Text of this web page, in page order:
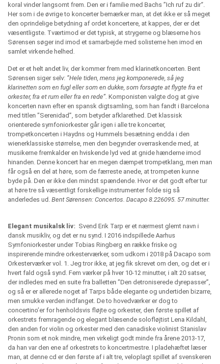
koral vinder langsomt frem. Den er i familie med Bachs ”Ich ruf zu dir“.
Her som i de øvrige to koncerter bemærker man, at det ikke er så meget
den oprindelige betydning af ordet koncertere, at kappes, der er det
væsentligste. Tværtimod er det typisk, at strygerne og blæserne hos
Sørensen søger ind imod et samarbejde med solisterne hen imod en
samlet virkende helhed.
Det er et helt andet liv, der kommer frem med klarinetkoncerten. Bent
Sørensen siger selv: ”Hele tiden, mens jeg komponerede, så jeg
klarinetten som en fugl eller som en dukke, som forsøgte at flygte fra et
orkester, fra et rum eller fra en rede”. Komponisten valgte dog at give
koncerten navn efter en spansk digtsamling, som han fandt i Barcelona
med titlen ”Serenidad”, som betyder afklarethed. Det klassisk
orienterede symfoniorkester går igen i alle tre koncerter,
trompetkoncerten i Haydns og Hummels besætning endda i den
wienerklassiske størrelse, men den begynder overraskende med, at
musikerne fremkalder en hviskende lyd ved at gnide hænderne imod
hinanden. Denne koncert har en megen dæmpet trompetklang, men man
får også en del at høre, som de færreste anede, at trompeten kunne
byde på. Den er ikke den mindst spændende. Hvor er det godt efter tur
at høre tre så væsentligt forskellige instrumenter folde sig så
anderledes ud. Bent Sørensen: Concertos. Dacapo 8.226095. 57 minutter.
Elegant musikalsk liv: Svend Erik Tarp er et nærmest glemt navn i
dansk musikliv, og det er nu synd. I 2016 indspillede Aarhus
Symfoniorkester under Tobias Ringberg en række friske og
inspirerende mindre orkesterværker, som udkom i 2018 på Dacapo som
Orkesterværker vol. 1. Jeg tror ikke, at jeg fik skrevet om den, og det er i
hvert fald også synd. Fem værker på hver 10-12 minutter, i alt 20 satser,
der indledes med en suite fra balletten ”Den detroniserede dyrepasser”,
og så er er allerede noget af Tarps både elegante og undertiden bizarre,
men smukke verden indfanget. De to hovedværker er dog to
concertino’er for henholdsvis fløjte og orkester, den første spillet af
orkestrets fremragende og elegant blæsende solofløjtist Lena Kildahl,
den anden for violin og orkester med den canadiske violinist Stanislav
Pronin som et nok mindre, men virkeligt godt minde fra årene 2013-17,
da han var den ene af orkestrets to koncertmestre. I pladehæftet læser
man, at denne cd er den første af i alt tre, veloplagt spillet af svenskeren